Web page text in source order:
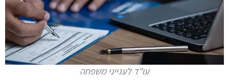
עו"ד לענייני משפחה